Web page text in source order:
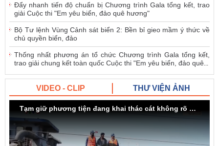
Đẩy nhanh tiến độ chuẩn bị Chương trình Gala tổng kết, trao
giải Cuộc thi "Em yêu biển, đảo quê hương"
Bộ Tư lệnh Vùng Cảnh sát biển 2: Bền bỉ gieo mầm ý thức về
chủ quyền biển, đảo
Thống nhất phương án tổ chức Chương trình Gala tổng kết,
trao giải chung kết toàn quốc Cuộc thi "Em yêu biển, đảo quê...
VIDEO - CLIP THƯ VIỆN ẢNH
Tạm giữ phương tiện đang khai thác cát không rõ nguồn gốc